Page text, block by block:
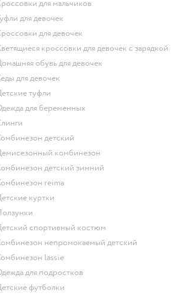
Кроссовки для мальчиков
Туфли для девочек
Кроссовки для девочек
Светящиеся кроссовки для девочек с зарядкой
Домашняя обувь для девочек
Кеды для девочек
Детские туфли
Одежда для беременных
Слинги
Комбинезон детский
Демисезонный комбинезон
Комбинезон детский зимний
Комбинезон reima
Детские куртки
Ползунки
Детский спортивный костюм
Комбинезон непромокаемый детский
Комбинезон lassie
Одежда для подростков
Детские футболки